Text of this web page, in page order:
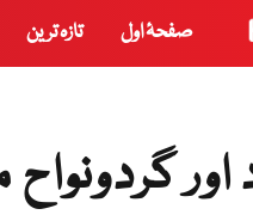
صفحۂ اول تازہ ترین
اور